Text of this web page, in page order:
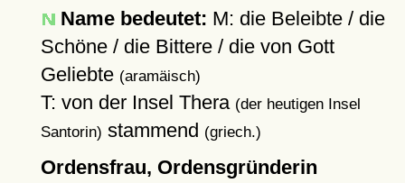
Name bedeutet: M: die Beleibte / die
Schöne / die Bittere / die von Gott
Geliebte (aramäisch)
T: von der Insel Thera (der heutigen Insel
Santorin) stammend (griech.)
Ordensfrau, Ordensgründerin